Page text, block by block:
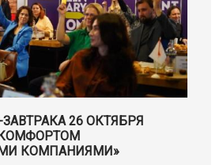
26 ОКТЯБРЯ
КОМПАНИЯМИ»